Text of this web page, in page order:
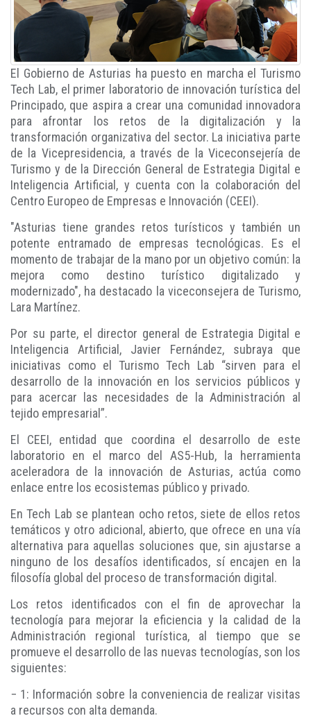
El Gobierno de Asturias ha puesto en marcha el Turismo
Tech Lab, el primer laboratorio de innovación turística del
Principado, que aspira a crear una comunidad innovadora
para afrontar los retos de la digitalización y la
transformación organizativa del sector. La iniciativa parte
de la Vicepresidencia, a través de la Viceconsejería de
Turismo y de la Dirección General de Estrategia Digital e
Inteligencia Artificial, y cuenta con la colaboración del
Centro Europeo de Empresas e Innovación (CEEI).
"Asturias tiene grandes retos turísticos y también un
potente entramado de empresas tecnológicas. Es el
momento de trabajar de la mano por un objetivo común: la
mejora como destino turístico digitalizado y
modernizado", ha destacado la viceconsejera de Turismo,
Lara Martínez.
Por su parte, el director general de Estrategia Digital e
Inteligencia Artificial, Javier Fernández, subraya que
iniciativas como el Turismo Tech Lab “sirven para el
desarrollo de la innovación en los servicios públicos y
para acercar las necesidades de la Administración al
tejido empresarial”.
El CEEI, entidad que coordina el desarrollo de este
laboratorio en el marco del AS5-Hub, la herramienta
aceleradora de la innovación de Asturias, actúa como
enlace entre los ecosistemas público y privado.
En Tech Lab se plantean ocho retos, siete de ellos retos
temáticos y otro adicional, abierto, que ofrece en una vía
alternativa para aquellas soluciones que, sin ajustarse a
ninguno de los desafíos identificados, sí encajen en la
filosofía global del proceso de transformación digital.
Los retos identificados con el fin de aprovechar la
tecnología para mejorar la eficiencia y la calidad de la
Administración regional turística, al tiempo que se
promueve el desarrollo de las nuevas tecnologías, son los
siguientes:
− 1: Información sobre la conveniencia de realizar visitas
a recursos con alta demanda.